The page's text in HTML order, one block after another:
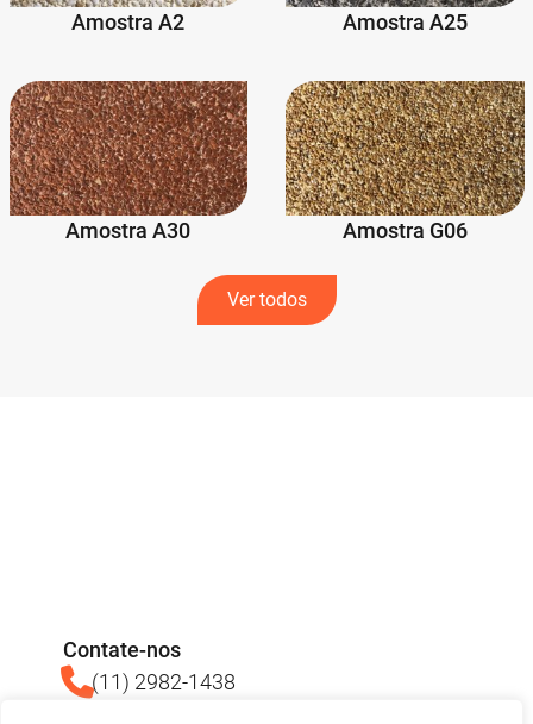
Amostra A2 Amostra A25
Amostra A30 Amostra G06
Ver todos
Contate-nos
(11) 2982-1438